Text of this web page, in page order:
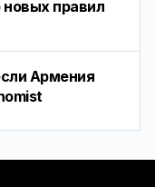
новых правил
Армения